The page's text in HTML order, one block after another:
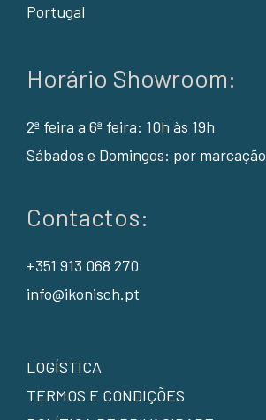
Portugal
Horário Showroom:
2ª feira a 6ª feira: 10h às 19h
Sábados e Domingos: por marcação
Contactos:
+351 913 068 270
info@ikonisch.pt
LOGÍSTICA
TERMOS E CONDIÇÕES